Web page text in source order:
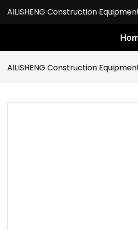
AILISHENG Construction Equipment —
AILISHENG Construction